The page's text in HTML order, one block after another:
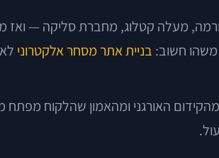
מעלה קטלוג, מחברת סליקה — ואז
חשוב: בניית אתר מסחר אלקטרוני
האורגני ומהאמון שהלקוח